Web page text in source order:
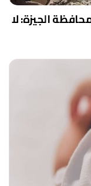
الجيزة: لا